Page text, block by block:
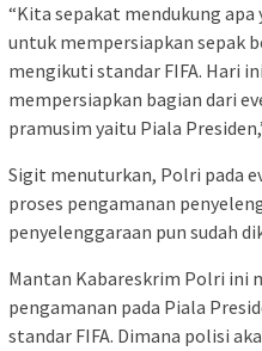
“Kita sepakat mendukung apa
untuk mempersiapkan sepak
mengikuti standar FIFA. Hari
mempersiapkan bagian dari
pramusim yaitu Piala
Sigit menuturkan, Polri pada
proses pengamanan
penyelenggaraan pun sudah
Mantan Kabareskrim Polri ini
pengamanan pada Piala
standar FIFA. Dimana polisi